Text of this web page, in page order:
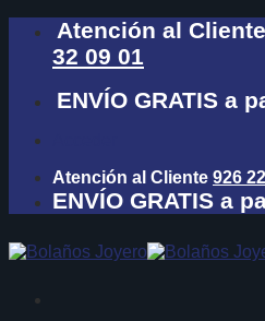
content
Atención al Cliente
32 09 01
ENVÍO GRATIS a
Atención al Cliente 926
ENVÍO GRATIS a